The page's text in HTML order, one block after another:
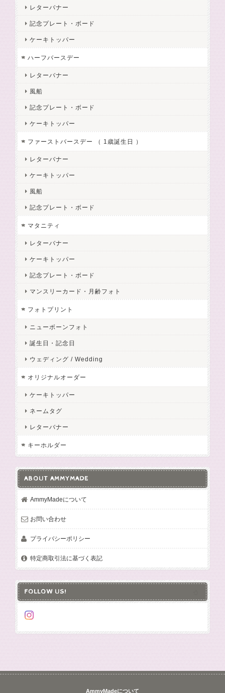
レターバナー
記念プレート・ボード
ケーキトッパー
ハーフバースデー
レターバナー
風船
記念プレート・ボード
ケーキトッパー
ファーストバースデー （ 1歳誕生日 ）
レターバナー
ケーキトッパー
風船
記念プレート・ボード
マタニティ
レターバナー
ケーキトッパー
記念プレート・ボード
マンスリーカード・月齢フォト
フォトプリント
ニューボーンフォト
誕生日・記念日
ウェディング / Wedding
オリジナルオーダー
ケーキトッパー
ネームタグ
レターバナー
キーホルダー
ABOUT AMMYMADE
AmmyMadeについて
お問い合わせ
プライバシーポリシー
特定商取引法に基づく表記
FOLLOW US!
AmmyMadeについて